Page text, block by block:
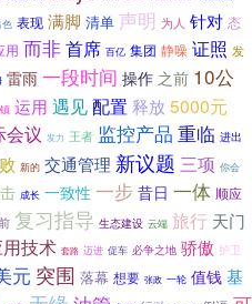
表现 满脚 清单 声明 为人 针对 态
用 而非首席 百亿 集团 静噪 证照 发
雷雨 一段时间 操作 之前 10公
运用 遇见配置 释放 5000元
会议 发力 王者 监控产品 重临 进出
新的 交通管理 新议题 三项 你会
成长 一致性 一步 昔日 一体 顺应
复习指导 生态建设 云端 旅行 天门
技术 套路 迈进 促车 必争之地 骄傲 护卫
元 突围 落幕 想要 张政 一轮 值钱 基